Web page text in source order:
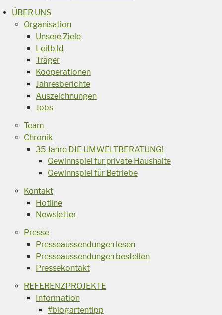
ÜBER UNS
Organisation
Unsere Ziele
Leitbild
Träger
Kooperationen
Jahresberichte
Auszeichnungen
Jobs
Team
Chronik
35 Jahre DIE UMWELTBERATUNG!
Gewinnspiel für private Haushalte
Gewinnspiel für Betriebe
Kontakt
Hotline
Newsletter
Presse
Presseaussendungen lesen
Presseaussendungen bestellen
Pressekontakt
REFERENZPROJEKTE
Information
#biogartentipp